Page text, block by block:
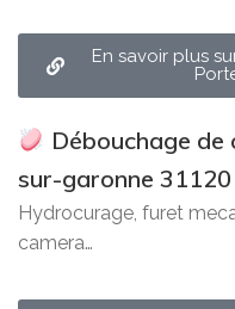
En savoir plus
Débouchage
sur-garonne 31120
Hydrocurage, furet
camera…